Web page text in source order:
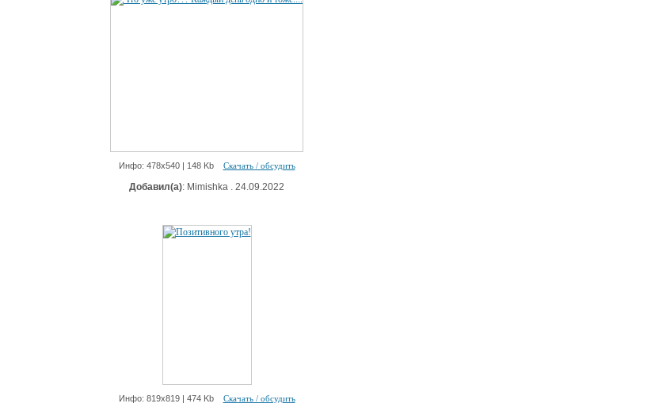
Инфо: 478х540 | 148 Kb Скачать / обсудить
Добавил(а): Mimishka . 24.09.2022
Инфо: 819х819 | 474 Kb Скачать / обсудить